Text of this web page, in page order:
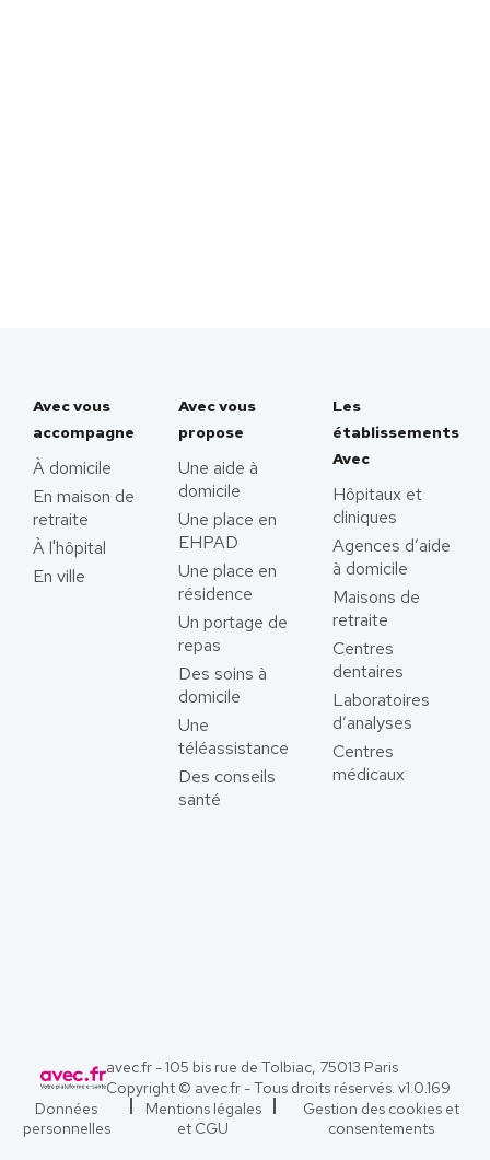
Avec vous
accompagne
À domicile
En maison de
retraite
À l'hôpital
En ville
Avec vous
propose
Une aide à
domicile
Une place en
EHPAD
Une place en
résidence
Un portage de
repas
Des soins à
domicile
Une
téléassistance
Des conseils
santé
Les
établissements
Avec
Hôpitaux et
cliniques
Agences d’aide
à domicile
Maisons de
retraite
Centres
dentaires
Laboratoires
d’analyses
Centres
médicaux
avec.fr - 105 bis rue de Tolbiac, 75013 Paris
Copyright © avec.fr - Tous droits réservés. v1.0.169
Données
personnelles
Mentions légales
et CGU
Gestion des cookies et
consentements